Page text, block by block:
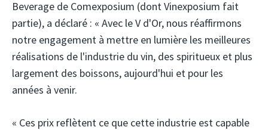
Beverage de Comexposium (dont Vinexposium fait
partie), a déclaré : « Avec le V d'Or, nous réaffirmons
notre engagement à mettre en lumière les meilleures
réalisations de l'industrie du vin, des spiritueux et plus
largement des boissons, aujourd'hui et pour les
années à venir.
« Ces prix reflètent ce que cette industrie est capable